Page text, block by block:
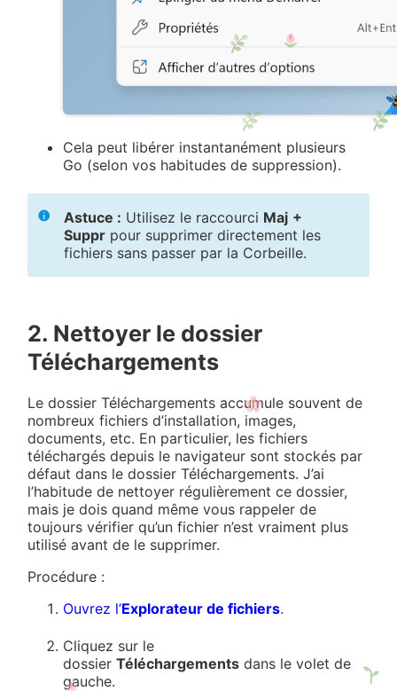
Cela peut libérer instantanément plusieurs
Go (selon vos habitudes de suppression).
Astuce : Utilisez le raccourci Maj +
Suppr pour supprimer directement les
fichiers sans passer par la Corbeille.
2. Nettoyer le dossier
Téléchargements
Le dossier Téléchargements accumule souvent de
nombreux fichiers d’installation, images,
documents, etc. En particulier, les fichiers
téléchargés depuis le navigateur sont stockés par
défaut dans le dossier Téléchargements. J’ai
l’habitude de nettoyer régulièrement ce dossier,
mais je dois quand même vous rappeler de
toujours vérifier qu’un fichier n’est vraiment plus
utilisé avant de le supprimer.
Procédure :
Ouvrez l’Explorateur de fichiers.
Cliquez sur le
dossierTéléchargements dans le volet de
gauche.